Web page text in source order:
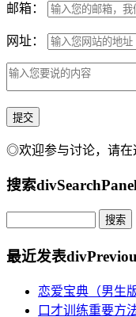
邮箱：
网址：
◎欢迎参与讨论，请在
搜索
最近发表
恋爱宝典（男生版
口才训练重要方